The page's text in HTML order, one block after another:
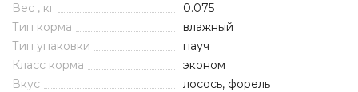
Вес , кг
0.075
Тип корма
влажный
Тип упаковки
пауч
Класс корма
эконом
Вкус
лосось, форель